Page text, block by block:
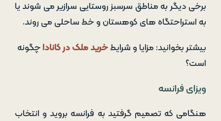
برخی دیگر به مناطق سرسبز روستایی سرازیر می شوند یا
به استراحتگاه های کوهستان و خط ساحلی می روند.
بیشتر بخوانید: مزایا و شرایطخرید ملک در کاناداچگونه
است؟
ویزای فرانسه
هنگامی که تصمیم گرفتید به فرانسه بروید و انتخاب